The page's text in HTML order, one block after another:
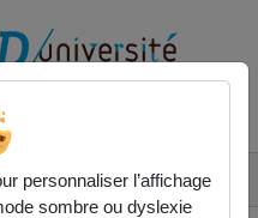
from an inves…
personnaliser l’affichage
sombre ou dyslexie